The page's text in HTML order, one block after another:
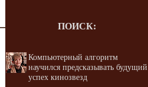
ПОИСК:
Компьютерный алгоритм
научился предсказывать будущий
успех кинозвезд